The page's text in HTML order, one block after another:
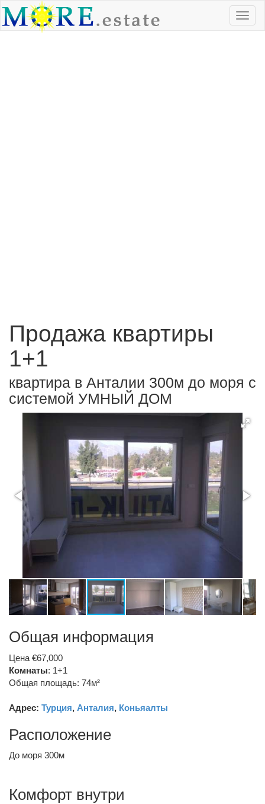
Продажа квартиры
1+1
квартира в Анталии 300м до моря с
системой УМНЫЙ ДОМ
Общая информация
Цена €67,000
Комнаты: 1+1
Общая площадь: 74м²
Адрес: Турция, Анталия, Коньяалты
Расположение
До моря 300м
Комфорт внутри